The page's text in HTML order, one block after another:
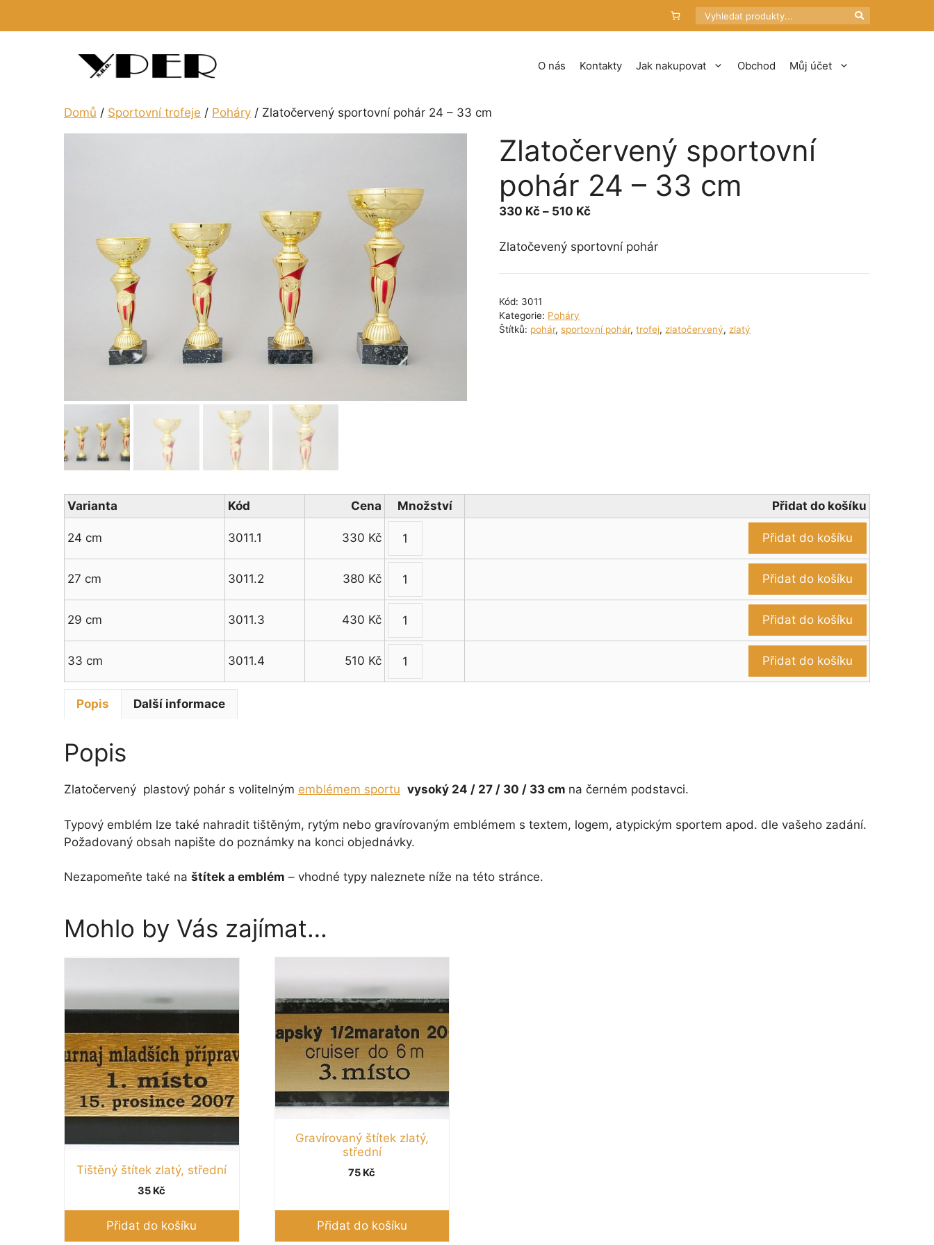
Hledat
O nás Kontakty Jak nakupovat Obchod Můj účet
Domů / Sportovní trofeje / Poháry / Zlatočervený sportovní pohár 24 – 33 cm
Zlatočervený sportovní
pohár 24 – 33 cm
330 Kč – 510 KčRozpětí
330 Kč
Zlatočevený sportovní pohár
Kód: 3011
Kategorie: Poháry
Štítků: pohár,sportovní pohár,trofej, zlatočervený, zlatý
Varianta Kód Cena Množství Přidat do košíku
24 cm 3011.1 330 Kč
Zlatočervený
sportovní
pohár
24
množství
Přidat do košíku
27 cm 3011.2 380 Kč
Zlatočervený
sportovní
pohár
24
Přidat do košíku
29 cm 3011.3 430 Kč
Zlatočervený
sportovní
pohár
24
Přidat do košíku
33 cm 3011.4 510 Kč
Zlatočervený
sportovní
množství
Přidat do košíku
Popis Další informace
Popis
Zlatočervený plastový pohár s volitelným emblémem sportu vysoký 24 / 27 / 30 / 33 cm na černém podstavci.
Typový emblém lze také nahradit tištěným, rytým nebo gravírovaným emblémem s textem, logem, atypickým sportem apod. dle vašeho zadání.
Požadovaný obsah napište do poznámky na konci objednávky.
Nezapomeňte také na štítek a emblém – vhodné typy naleznete níže na této stránce.
Mohlo by Vás zajímat…
Tištěný štítek zlatý, střední
35 Kč
Přidat do košíku
Gravírovaný štítek zlatý,
střední
75 Kč
Přidat do košíku